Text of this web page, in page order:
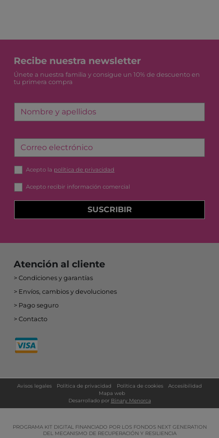
Recibe nuestra newsletter
Únete a nuestra familia y consigue un 10% de descuento en
tu primera compra
Nombre y apellidos
Correo electrónico
Acepto la política de privacidad
Acepto recibir información comercial
SUSCRIBIR
Atención al cliente
Condiciones y garantías
Envíos, cambios y devoluciones
Pago seguro
Contacto
Avisos legales Política de privacidad Política de cookies
Accesibilidad
Mapa web
Desarrollado por Binary Menorca
PROGRAMA KIT DIGITAL FINANCIADO POR LOS FONDOS NEXT GENERATION
DEL MECANISMO DE RECUPERACIÓN Y RESILIENCIA